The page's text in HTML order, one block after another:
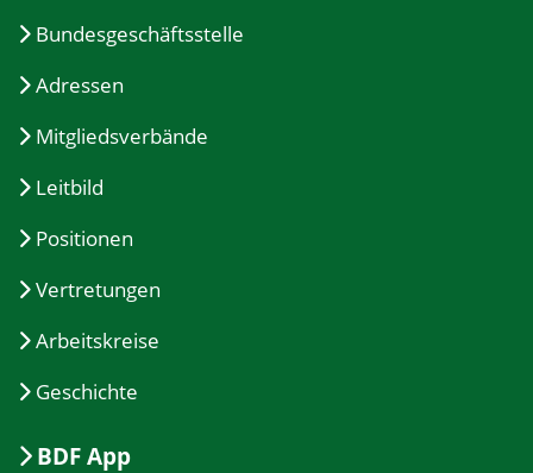
Bundesgeschäftsstelle
Adressen
Mitgliedsverbände
Leitbild
Positionen
Vertretungen
Arbeitskreise
Geschichte
BDF App